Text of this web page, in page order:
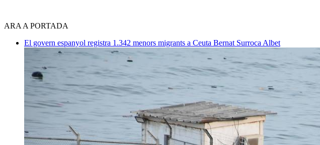
ARA A PORTADA
El govern espanyol registra 1.342 menors migrants a Ceuta Bernat Surroca Albet